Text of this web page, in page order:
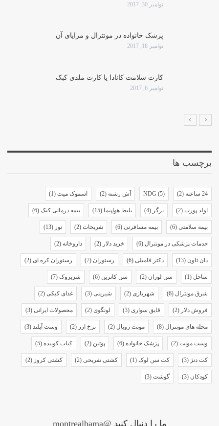
نوامبر 30, 2017
پزشک خانواده در مونترال و مزایای آن
نوامبر 18, 2017
کارت سلامت کانادا یا کارت ملدی کبک
نوامبر 6, 2017
برچسب ها
24 ساعته (2)
NDG (5) آش رشته (2) اسموک میت (1)
اولد پورت (2) برگر (4) بلیط هواپیما (15) بیمه درمانی کبک (6)
بیمه سلامتی (6) بیمه مسافرتی (6) تفریحات (2) تور (13)
خدمات پزشکی در مونترال (6) خرید دلار (2) داروخانه (2)
دان تاون (13) دکتر فامیلی (6) رستوران (7) رستوران کره ای (2)
ساحل (1) سن لوران (2) سن کاترین (6) شربروک (7)
شرق مونترال (6) شهربازی (2) شیرینی (3) غذای کبکی (2)
فروش دلار (2) قایق سواری (3) لونگوی (2) محصولات ایرانی (3)
محله های مونترال (8) مونت رویال (2) نرخ ارز (2) وست آیلند (3)
وست مونت (2) پزشک خانواده (6) پوتین (2) کباب کوبیده (5)
کت دنژ (3) کت سن لوک (1) کشتی تفریحی (2) کشتی کروز (2)
کودکان (3) گوشت (3)
ما را دنبال کنید @montrealbama